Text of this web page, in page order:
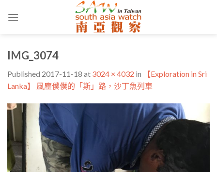
IMG_3074
Published 2017-11-18 at 3024 × 4032 in
【Exploration in Sri
Lanka】 風塵僕僕的「斯」路，沙丁魚列車